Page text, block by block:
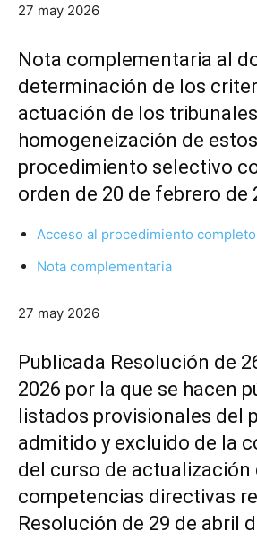
27 may 2026
Nota complementaria al
determinación de los
actuación de los
homogeneización de
procedimiento selectivo
orden de 20 de febrero de
Acceso al procedimiento completo
Nota complementaria
27 may 2026
Publicada Resolución de
2026 por la que se hacen
listados provisionales del
admitido y excluido de la
del curso de actualización
competencias directivas
Resolución de 29 de abril